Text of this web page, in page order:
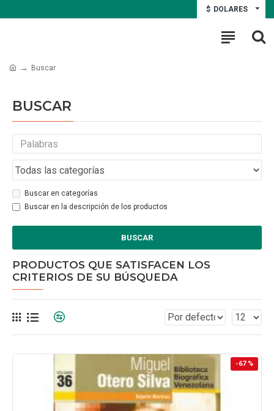
$ DOLARES
Buscar
BUSCAR
Buscar en categorías
Buscar en la descripción de los productos
BUSCAR
PRODUCTOS QUE SATISFACEN LOS
CRITERIOS DE SU BÚSQUEDA
-67 %